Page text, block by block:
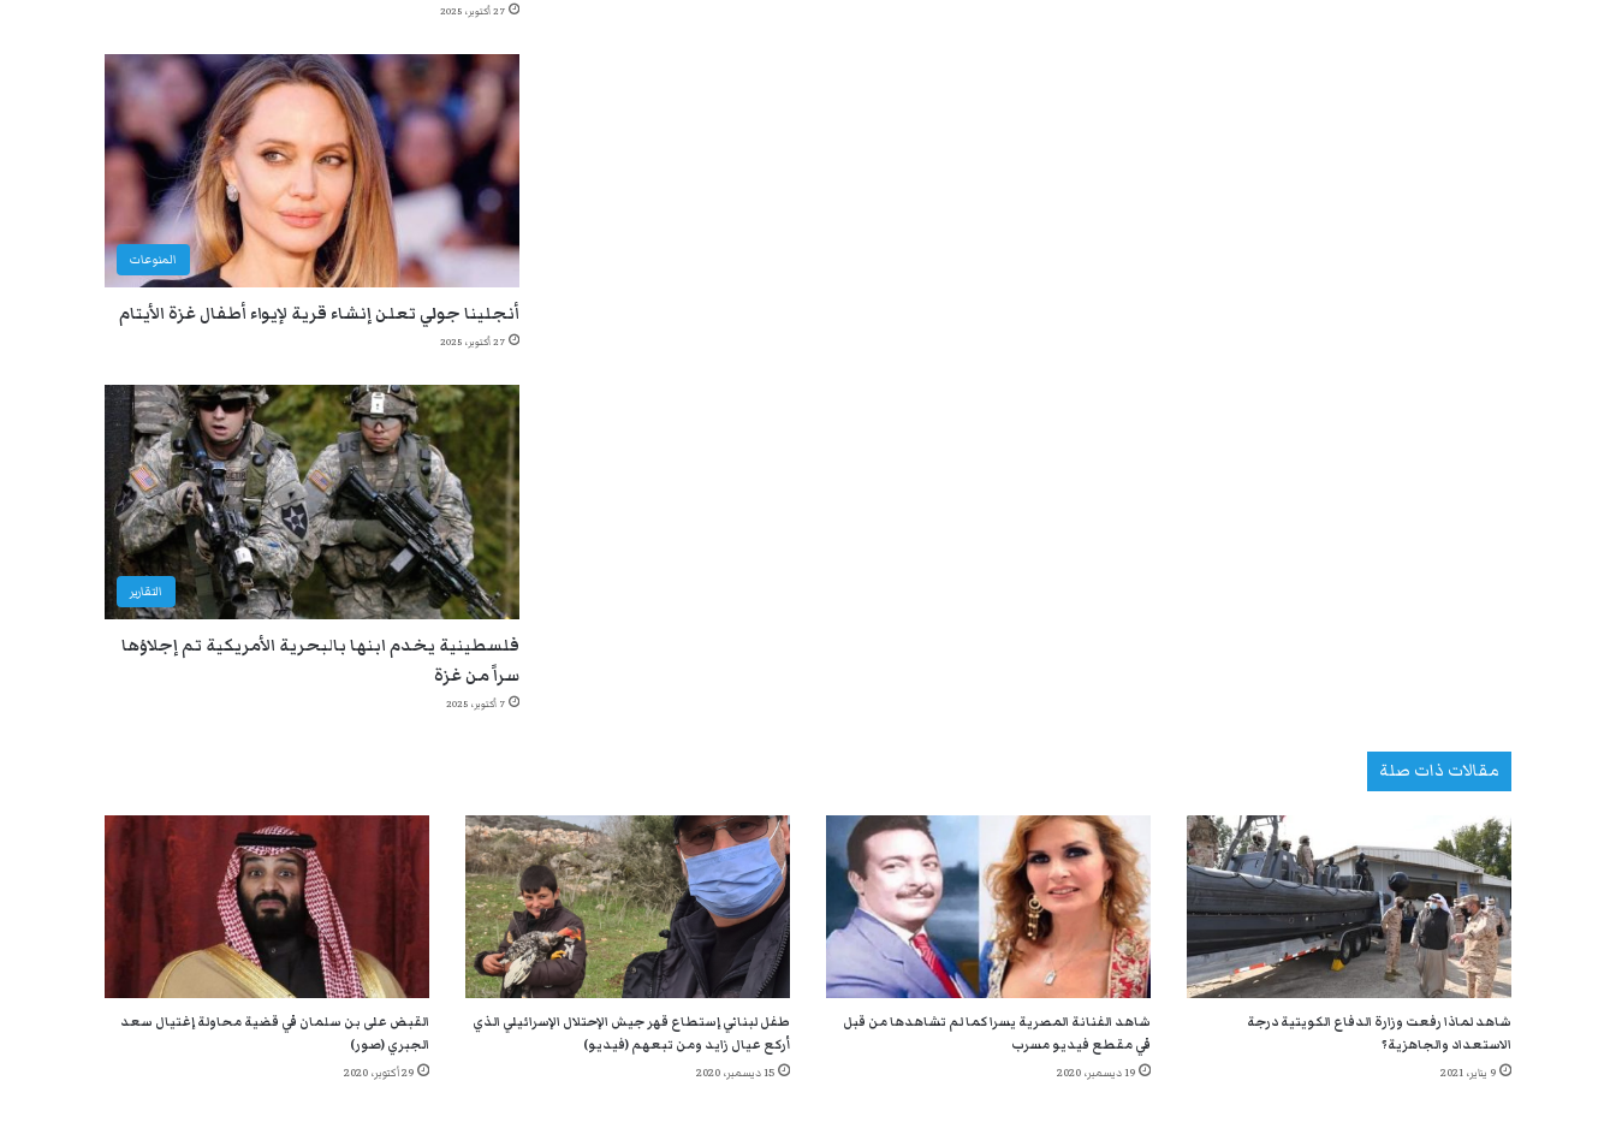
27 أكتوبر، 2025
المنوعات
أنجلينا جولي تعلن إنشاء قرية لإيواء أطفال غزة الأيتام
27 أكتوبر، 2025
التقارير
فلسطينية يخدم ابنها بالبحرية الأمريكية تم إجلاؤها
سراً من غزة
7 أكتوبر، 2025
مقالات ذات صلة
شاهد لماذا رفعت وزارة الدفاع الكويتية درجة
الاستعداد والجاهزية؟
9 يناير، 2021
شاهد الفنانة المصرية يسرا كما لم تشاهدها من قبل
في مقطع فيديو مسرب
19 ديسمبر، 2020
طفل لبناني إستطاع قهر جيش الإحتلال الإسرائيلي الذي
أركع عيال زايد ومن تبعهم (فيديو)
15 ديسمبر، 2020
القبض على بن سلمان في قضية محاولة إغتيال سعد
الجبري (صور)
29 أكتوبر، 2020